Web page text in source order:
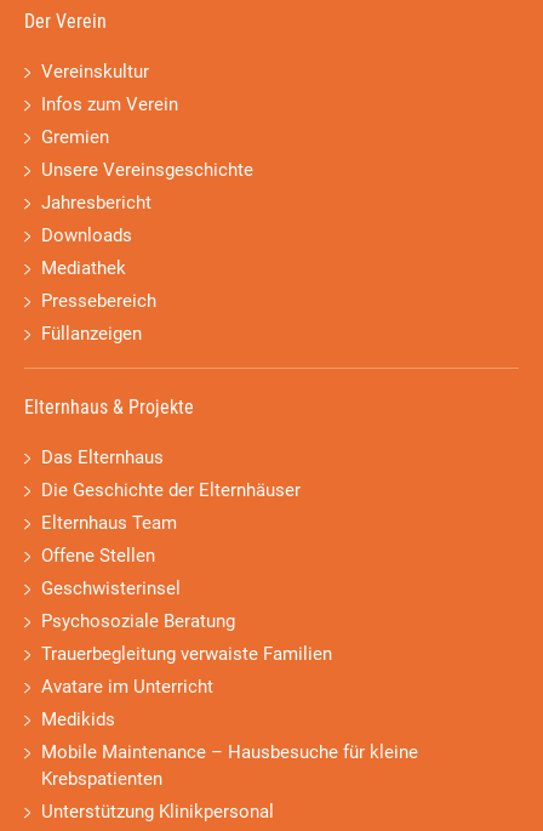
Der Verein
Vereinskultur
Infos zum Verein
Gremien
Unsere Vereinsgeschichte
Jahresbericht
Downloads
Mediathek
Pressebereich
Füllanzeigen
Elternhaus & Projekte
Das Elternhaus
Die Geschichte der Elternhäuser
Elternhaus Team
Offene Stellen
Geschwisterinsel
Psychosoziale Beratung
Trauerbegleitung verwaiste Familien
Avatare im Unterricht
Medikids
Mobile Maintenance – Hausbesuche für kleine
Krebspatienten
Unterstützung Klinikpersonal